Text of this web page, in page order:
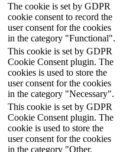
The cookie is set by GDPR
cookie consent to record the
user consent for the cookies
in the category "Functional".
This cookie is set by GDPR
Cookie Consent plugin. The
cookies is used to store the
user consent for the cookies
in the category "Necessary".
This cookie is set by GDPR
Cookie Consent plugin. The
cookie is used to store the
user consent for the cookies
in the category "Other.